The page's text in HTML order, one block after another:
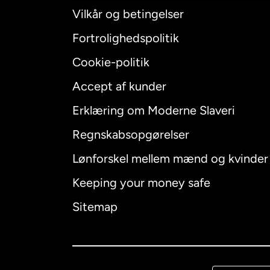
Vilkår og betingelser
Fortrolighedspolitik
Cookie-politik
Accept af kunder
Erklæring om Moderne Slaveri
Regnskabsopgørelser
Lønforskel mellem mænd og kvinder
Keeping your money safe
Sitemap
Australien